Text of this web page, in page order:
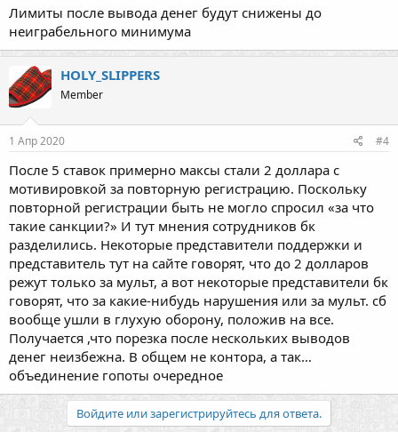
Лимиты после вывода денег будут снижены до
неиграбельного минимума
HOLY_SLIPPERS
Member
1 Апр 2020 #4
После 5 ставок примерно максы стали 2 доллара с
мотивировкой за повторную регистрацию. Поскольку
повторной регистрации быть не могло спросил «за что
такие санкции?» И тут мнения сотрудников бк
разделились. Некоторые представители поддержки и
представитель тут на сайте говорят, что до 2 долларов
режут только за мульт, а вот некоторые представители бк
говорят, что за какие-нибудь нарушения или за мульт. сб
вообще ушли в глухую оборону, положив на все.
Получается ,что порезка после нескольких выводов
денег неизбежна. В общем не контора, а так…
объединение гопоты очередное
Войдите или зарегистрируйтесь для ответа.